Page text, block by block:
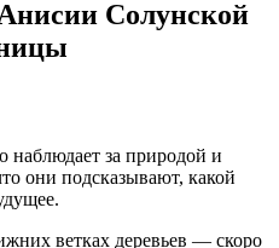
наблюдает за природой и
они подсказывают, какой
ветках деревьев — скоро